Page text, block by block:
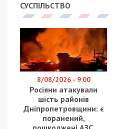
СУСПІЛЬСТВО
8/08/2026 - 9:00
Росіяни атакували
шість районів
Дніпропетровщини: є
поранений,